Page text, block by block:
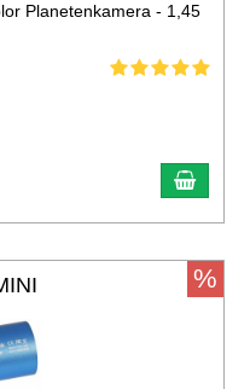
Planetenkamera - 1,45
%